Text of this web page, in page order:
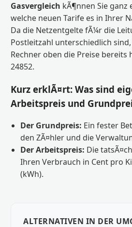
Gasvergleich kÃ¶nnen Sie ganz
welche neuen Tarife es in Ihrer
Da die Netzentgelte fÃ¼r die
Postleitzahl unterschiedlich
Rechner oben die Preise
24852.
Kurz erklÃ¤rt: Was sind
Arbeitspreis und
Der Grundpreis: Ein fester
den ZÃ¤hler und die
Der Arbeitspreis: Die
Ihren Verbrauch in Cent pro
(kWh).
ALTERNATIVEN IN DER